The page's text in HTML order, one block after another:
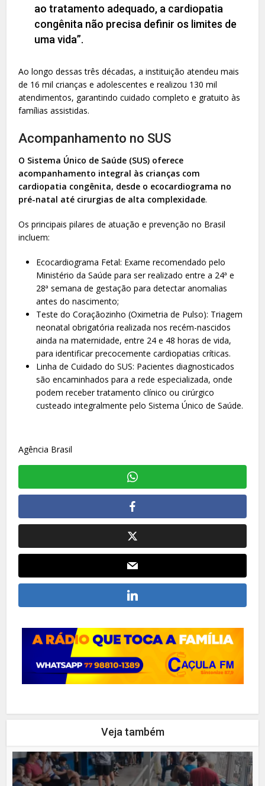
ao tratamento adequado, a cardiopatia
congênita não precisa definir os limites de
uma vida”.
Ao longo dessas três décadas, a instituição atendeu mais
de 16 mil crianças e adolescentes e realizou 130 mil
atendimentos, garantindo cuidado completo e gratuito às
famílias assistidas.
Acompanhamento no SUS
O Sistema Único de Saúde (SUS) oferece
acompanhamento integral às crianças com
cardiopatia congênita, desde o ecocardiograma no
pré-natal até cirurgias de alta complexidade.
Os principais pilares de atuação e prevenção no Brasil
incluem:
Ecocardiograma Fetal: Exame recomendado pelo
⁠Ministério da Saúde para ser realizado entre a 24ª e
28ª semana de gestação para detectar anomalias
antes do nascimento;
Teste do Coraçãozinho (Oximetria de Pulso): Triagem
neonatal obrigatória realizada nos recém-nascidos
ainda na maternidade, entre 24 e 48 horas de vida,
para identificar precocemente cardiopatias críticas.
Linha de Cuidado do SUS: Pacientes diagnosticados
são encaminhados para a rede especializada, onde
podem receber tratamento clínico ou cirúrgico
custeado integralmente pelo Sistema Único de Saúde.
Agência Brasil
Veja também